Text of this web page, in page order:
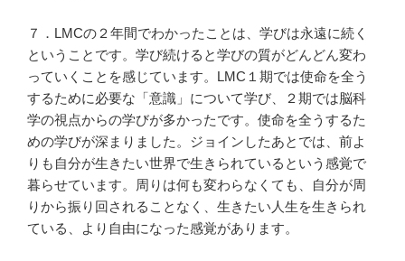
７．LMCの２年間でわかったことは、学びは永遠に続く
ということです。学び続けると学びの質がどんどん変わ
っていくことを感じています。LMC１期では使命を全う
するために必要な「意識」について学び、２期では脳科
学の視点からの学びが多かったです。使命を全うするた
めの学びが深まりました。ジョインしたあとでは、前よ
りも自分が生きたい世界で生きられているという感覚で
暮らせています。周りは何も変わらなくても、自分が周
りから振り回されることなく、生きたい人生を生きられ
ている、より自由になった感覚があります。